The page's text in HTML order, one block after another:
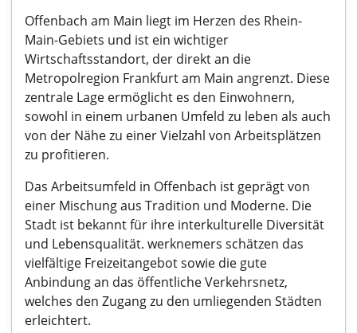
Offenbach am Main liegt im Herzen des Rhein-
Main-Gebiets und ist ein wichtiger
Wirtschaftsstandort, der direkt an die
Metropolregion Frankfurt am Main angrenzt. Diese
zentrale Lage ermöglicht es den Einwohnern,
sowohl in einem urbanen Umfeld zu leben als auch
von der Nähe zu einer Vielzahl von Arbeitsplätzen
zu profitieren.
Das Arbeitsumfeld in Offenbach ist geprägt von
einer Mischung aus Tradition und Moderne. Die
Stadt ist bekannt für ihre interkulturelle Diversität
und Lebensqualität. werknemers schätzen das
vielfältige Freizeitangebot sowie die gute
Anbindung an das öffentliche Verkehrsnetz,
welches den Zugang zu den umliegenden Städten
erleichtert.